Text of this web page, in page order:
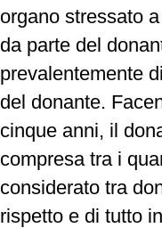
organo stressato
da parte del
prevalentemente
del donante.
cinque anni, il
compresa tra i
considerato tra
rispetto e di tutto